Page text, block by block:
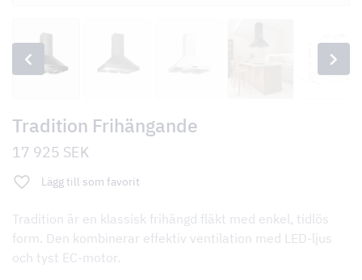
Tradition Frihängande
17 925 SEK
Lägg till som favorit
Tradition är en klassisk frihängd fläkt med enkel, tidlös
form. Den kombinerar effektiv ventilation med LED-ljus
och tyst EC-motor.